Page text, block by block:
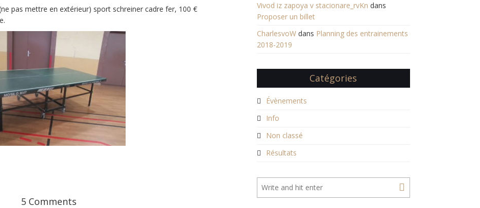
pas mettre en extérieur) sport schreiner cadre fer, 100 €
5 Comments
Vivod iz zapoya v stacionare_rvKn dans
Proposer un billet
CharlesvoWdans Planning des entrainements
2018-2019
Catégories
Évènements
Info
Non classé
Résultats